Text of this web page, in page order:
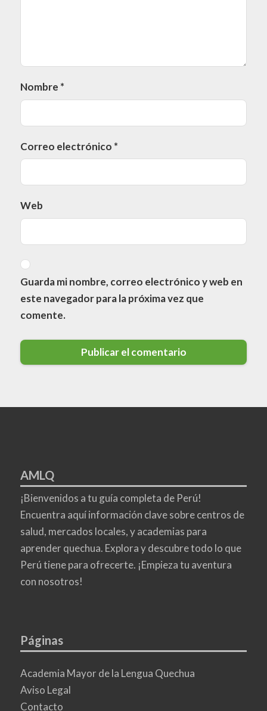
Nombre *
Correo electrónico *
Web
Guarda mi nombre, correo electrónico y web en
este navegador para la próxima vez que
comente.
AMLQ
¡Bienvenidos a tu guía completa de Perú!
Encuentra aquí información clave sobre centros de
salud, mercados locales, y academias para
aprender quechua. Explora y descubre todo lo que
Perú tiene para ofrecerte. ¡Empieza tu aventura
con nosotros!
Páginas
Academia Mayor de la Lengua Quechua
Aviso Legal
Contacto